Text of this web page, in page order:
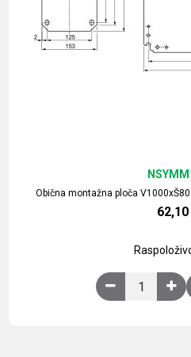
Obična montažna ploča
62,10
Obična